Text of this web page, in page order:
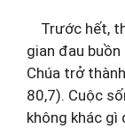
Trước hết,
gian đau
Chúa trở
80,7). Cuộc
không khác